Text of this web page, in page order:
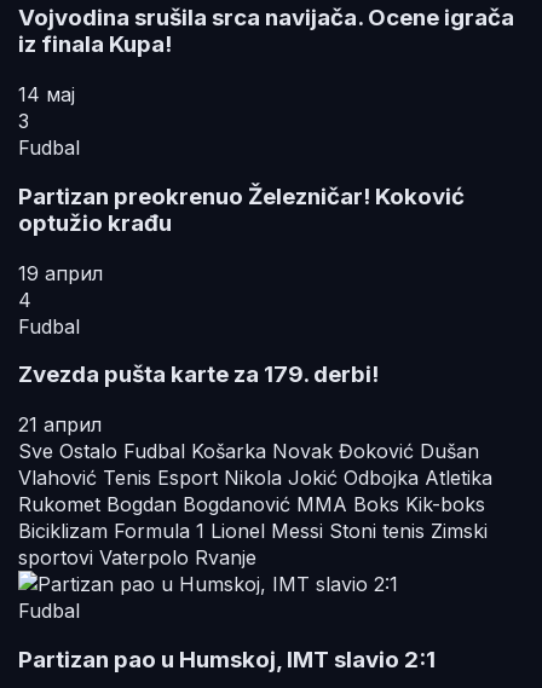
Vojvodina srušila srca navijača. Ocene igrača
iz finala Kupa!
14 мај
3
Fudbal
Partizan preokrenuo Železničar! Koković
optužio krađu
19 април
4
Fudbal
Zvezda pušta karte za 179. derbi!
21 април
Sve Ostalo Fudbal Košarka Novak Đoković Dušan
Vlahović Tenis Esport Nikola Jokić Odbojka Atletika
Rukomet Bogdan Bogdanović MMA Boks Kik-boks
Biciklizam Formula 1 Lionel Messi Stoni tenis Zimski
sportovi Vaterpolo Rvanje
Fudbal
Partizan pao u Humskoj, IMT slavio 2:1